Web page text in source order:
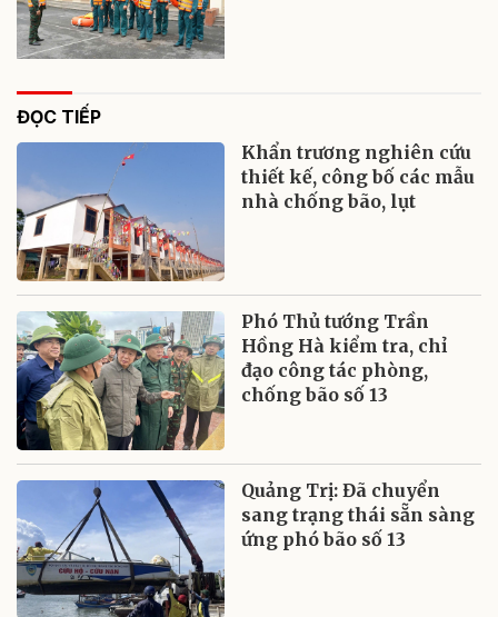
ĐỌC TIẾP
Khẩn trương nghiên cứu
thiết kế, công bố các mẫu
nhà chống bão, lụt
Phó Thủ tướng Trần
Hồng Hà kiểm tra, chỉ
đạo công tác phòng,
chống bão số 13
Quảng Trị: Đã chuyển
sang trạng thái sẵn sàng
ứng phó bão số 13